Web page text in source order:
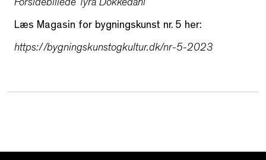
Forsidebillede Tyra Dokkedahl
Læs Magasin for bygningskunst nr. 5 her:
https://bygningskunstogkultur.dk/nr-5-2023